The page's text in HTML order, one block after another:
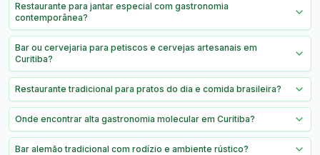
Restaurante para jantar especial com gastronomia
contemporânea?
Bar ou cervejaria para petiscos e cervejas artesanais em
Curitiba?
Restaurante tradicional para pratos do dia e comida brasileira?
Onde encontrar alta gastronomia molecular em Curitiba?
Bar alemão tradicional com rodízio e ambiente rústico?